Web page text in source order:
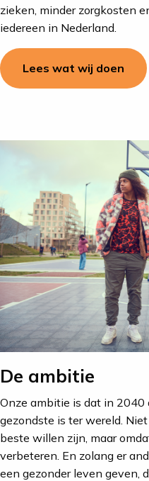
zieken, minder zorgkosten
iedereen in Nederland.
Lees wat wij doen
De ambitie
Onze ambitie is dat in 2040
gezondste is ter wereld.
beste willen zijn, maar
verbeteren. En zolang er
een gezonder leven geven,